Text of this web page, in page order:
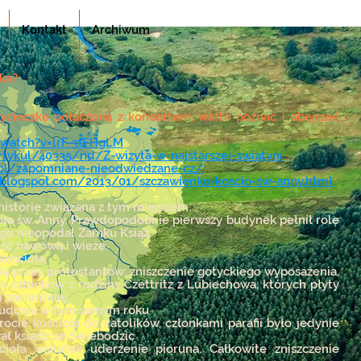
Kontakt Archiwum
połączoną z koncertem, warto poznać i obejrzeć
3fFHgLM
40335/nd/Z-wizyta-w-najstarszej-swiatyni
zapomniane-nieodwiedzane-cz/
2013/01/szczawienko-koscio-sw-anny.html
związaną z tym miejscem:
św. Anny. Prawdopodobnie pierwszy budynek pełnił rolę
nieopodal Zamku Książ.
nawową i wieżę.
przez protestantów: zniszczenie gotyckiego wyposażenia,
członków z rodziny Czettritz z Lubiechowa, których płyty
zachodniej ,
w tym samym roku
kościoła do katolików, członkami parafii było jedynie
ksiądz ze Świebodzic
wskutek uderzenie pioruna. Całkowite zniszczenie